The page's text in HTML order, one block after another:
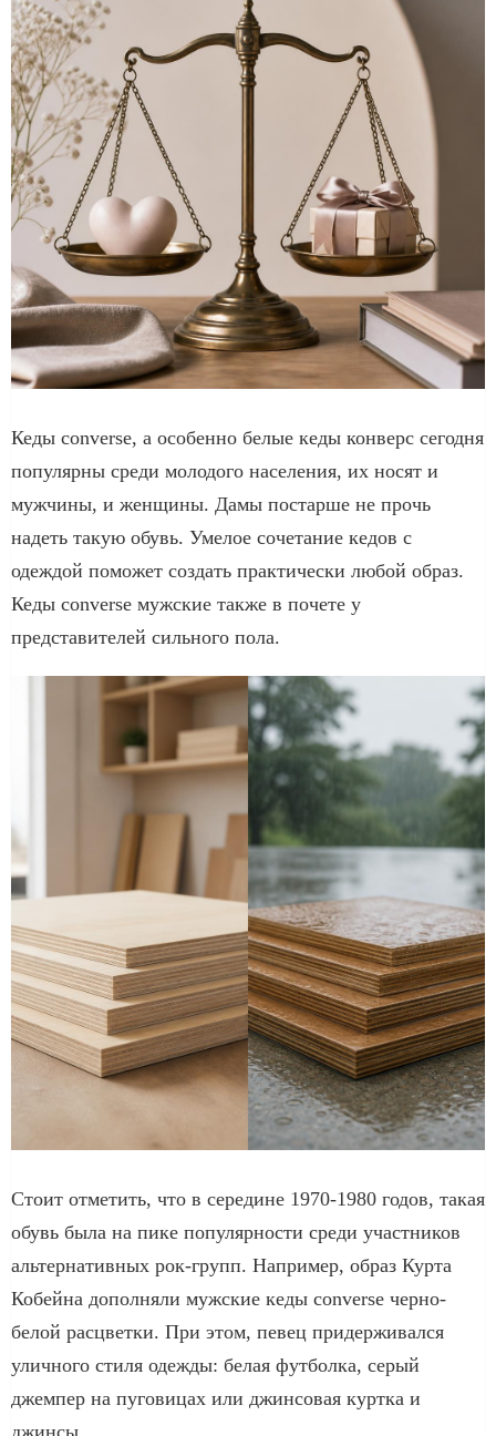
Кеды converse, а особенно белые кеды конверс сегодня
популярны среди молодого населения, их носят и
мужчины, и женщины. Дамы постарше не прочь
надеть такую обувь. Умелое сочетание кедов с
одеждой поможет создать практически любой образ.
Кеды converse мужские также в почете у
представителей сильного пола.
Стоит отметить, что в середине 1970-1980 годов, такая
обувь была на пике популярности среди участников
альтернативных рок-групп. Например, образ Курта
Кобейна дополняли мужские кеды converse черно-
белой расцветки. При этом, певец придерживался
уличного стиля одежды: белая футболка, серый
джемпер на пуговицах или джинсовая куртка и
джинсы.